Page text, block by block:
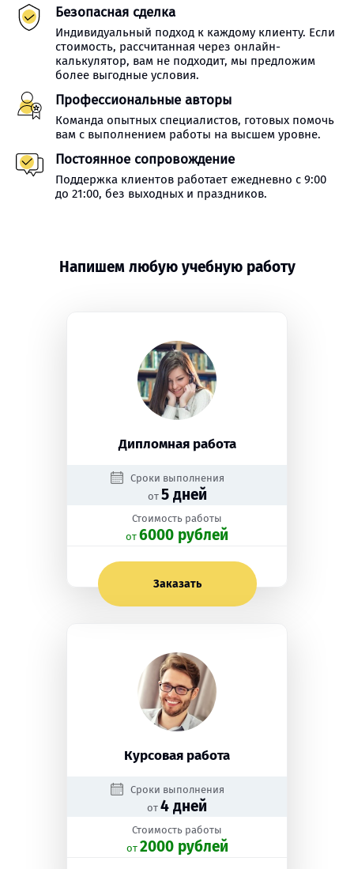
Безопасная сделка
Индивидуальный подход к каждому клиенту. Если
стоимость, рассчитанная через онлайн-
калькулятор, вам не подходит, мы предложим
более выгодные условия.
Профессиональные авторы
Команда опытных специалистов, готовых помочь
вам с выполнением работы на высшем уровне.
Постоянное сопровождение
Поддержка клиентов работает ежедневно с 9:00
до 21:00, без выходных и праздников.
Напишем любую учебную работу
Дипломная работа
Сроки выполнения
от 5 дней
Стоимость работы
oт 6000 рублей
Заказать
Курсовая работа
Сроки выполнения
от 4 дней
Стоимость работы
oт 2000 рублей